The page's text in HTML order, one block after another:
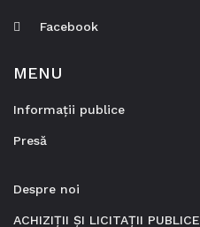
Facebook
MENU
Informații publice
Presă
Despre noi
ACHIZIȚII ȘI LICITAȚII PUBLICE